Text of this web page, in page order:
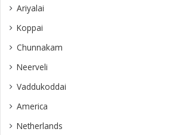
Ariyalai
Koppai
Chunnakam
Neerveli
Vaddukoddai
America
Netherlands